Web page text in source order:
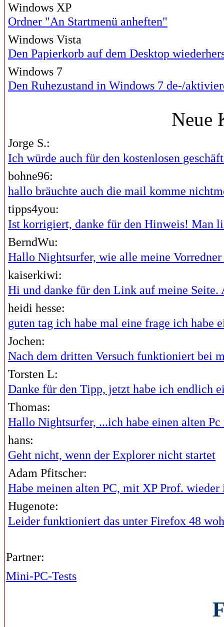
Windows XP
Ordner "An Startmenü anheften"
Windows Vista
Den Papierkorb auf dem Desktop
Windows 7
Den Ruhezustand in Windows 7 de-/
Neue
Jorge S.:
Ich würde auch für den kostenlosen
bohne96:
hallo bräuchte auch die mail komme
tipps4you:
Ist korrigiert, danke für den Hinweis! Man
BerndWu:
Hallo Nightsurfer, wie alle meine
kaiserkiwi:
Hi und danke für den Link auf meine
heidi hesse:
guten tag ich habe mal eine frage ich habe
Jochen:
Nach dem dritten Versuch funktioniert bei
Torsten L:
Danke für den Tipp, jetzt habe ich endlich
Thomas:
Hallo Nightsurfer, ...ich habe einen alten Pc
hans:
Geht nicht, wenn der Explorer nicht startet
Adam Pfitscher:
Habe meinen alten PC, mit XP Prof. wieder
Hugenote:
Leider funktioniert das unter Firefox 48
Partner:
Mini-PC-Tests